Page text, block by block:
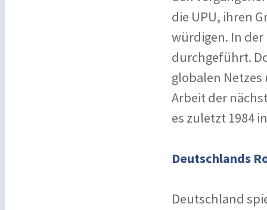
die UPU, ihren
würdigen. In der
durchgeführt.
globalen
Arbeit der
es zuletzt 1984
Deutschlands
Deutschland